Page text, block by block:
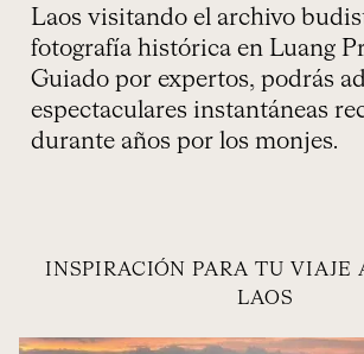
Laos visitando el archivo
fotografía histórica en Luang
Guiado por expertos, podrás
espectaculares instantáneas
durante años por los monjes.
INSPIRACIÓN PARA TU VIAJE
LAOS